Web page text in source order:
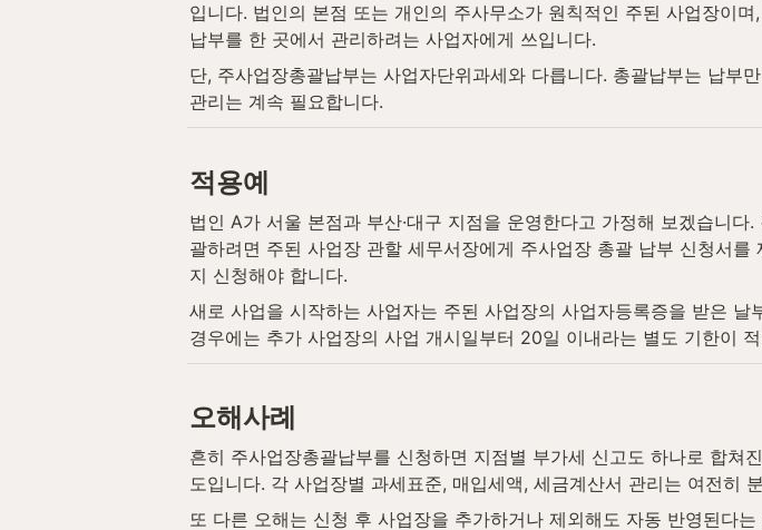
입니다. 법인의 본점 또는 개인의 주사무소가 원칙적인 주된 사업장이
납부를 한 곳에서 관리하려는 사업자에게 쓰입니다.
단, 주사업장총괄납부는 사업자단위과세와 다릅니다. 총괄납부는 납부
관리는 계속 필요합니다.
적용예
법인 A가 서울 본점과 부산·대구 지점을 운영한다고 가정해 보겠습니
괄하려면 주된 사업장 관할 세무서장에게 주사업장 총괄 납부 신청서
지 신청해야 합니다.
새로 사업을 시작하는 사업자는 주된 사업장의 사업자등록증을 받은
경우에는 추가 사업장의 사업 개시일부터 20일 이내라는 별도 기한이
오해사례
흔히 주사업장총괄납부를 신청하면 지점별 부가세 신고도 하나로 합쳐
도입니다. 각 사업장별 과세표준, 매입세액, 세금계산서 관리는 여전히
또 다른 오해는 신청 후 사업장을 추가하거나 제외해도 자동 반영된다